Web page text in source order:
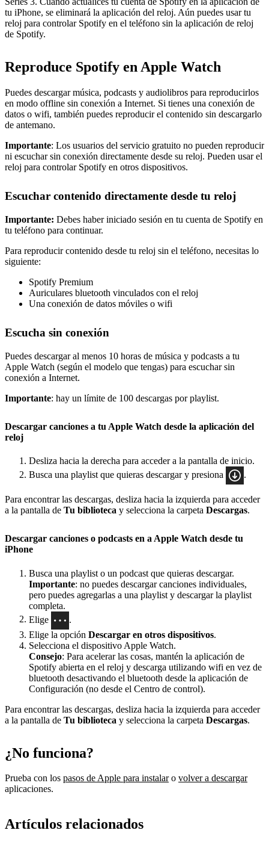
tu iPhone, se eliminará la aplicación del reloj. Aún puedes usar tu
reloj para controlar Spotify en el teléfono sin la aplicación de reloj
de Spotify.
Reproduce Spotify en Apple Watch
Puedes descargar música, podcasts y audiolibros para reproducirlos
en modo offline sin conexión a Internet. Si tienes una conexión de
datos o wifi, también puedes reproducir el contenido sin descargarlo
de antemano.
Importante: Los usuarios del servicio gratuito no pueden reproducir
ni escuchar sin conexión directamente desde su reloj. Pueden usar el
reloj para controlar Spotify en otros dispositivos.
Escuchar contenido directamente desde tu reloj
Importante: Debes haber iniciado sesión en tu cuenta de Spotify en
tu teléfono para continuar.
Para reproducir contenido desde tu reloj sin el teléfono, necesitas lo
siguiente:
Spotify Premium
Auriculares bluetooth vinculados con el reloj
Una conexión de datos móviles o wifi
Escucha sin conexión
Puedes descargar al menos 10 horas de música y podcasts a tu
Apple Watch (según el modelo que tengas) para escuchar sin
conexión a Internet.
Importante: hay un límite de 100 descargas por playlist.
Descargar canciones a tu Apple Watch desde la aplicación del
reloj
Desliza hacia la derecha para acceder a la pantalla de inicio.
Busca una playlist que quieras descargar y presiona
.
Para encontrar las descargas, desliza hacia la izquierda para acceder
a la pantalla de Tu biblioteca y selecciona la carpeta Descargas.
Descargar canciones o podcasts en a Apple Watch desde tu
iPhone
Busca una playlist o un podcast que quieras descargar.
Importante: no puedes descargar canciones individuales,
pero puedes agregarlas a una playlist y descargar la playlist
completa.
Elige
Elige la opción Descargar en otros dispositivos.
Selecciona el dispositivo Apple Watch.
Consejo: Para acelerar las cosas, mantén la aplicación de
Spotify abierta en el reloj y descarga utilizando wifi en vez de
bluetooth desactivando el bluetooth desde la aplicación de
Configuración (no desde el Centro de control).
Para encontrar las descargas, desliza hacia la izquierda para acceder
a la pantalla de Tu biblioteca y selecciona la carpeta Descargas.
¿No funciona?
Prueba con los pasos de Apple para instalaro volver a descargar
aplicaciones.
Artículos relacionados